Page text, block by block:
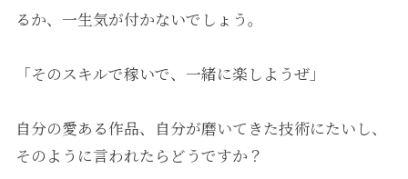
るか、一生気が付かないでしょう。
「そのスキルで稼いで、一緒に楽しようぜ」
自分の愛ある作品、自分が磨いてきた技術にたいし、
そのように言われたらどうですか？